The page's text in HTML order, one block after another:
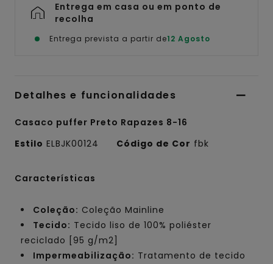
Entrega em casa ou em ponto de
recolha
Entrega prevista a partir de12 Agosto
Detalhes e funcionalidades
Casaco puffer Preto Rapazes 8-16
Estilo ELBJK00124 Código de Cor fbk
Características
Coleção: Coleção Mainline
Tecido: Tecido liso de 100% poliéster
reciclado [95 g/m2]
Impermeabilização: Tratamento de tecido